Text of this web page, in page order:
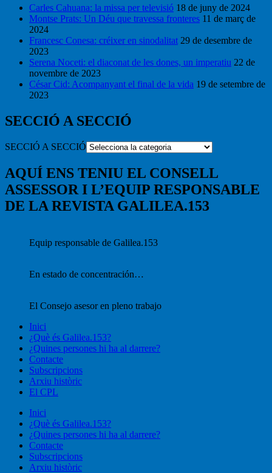
Carles Cahuana: la missa per televisió 18 de juny de 2024
Montse Prats: Un Déu que travessa fronteres 11 de març de
2024
Francesc Conesa: créixer en sinodalitat 29 de desembre de
2023
Serena Noceti: el diaconat de les dones, un imperatiu 22 de
novembre de 2023
César Cid: Acompanyant el final de la vida 19 de setembre de
2023
SECCIÓ A SECCIÓ
SECCIÓ A SECCIÓ
AQUÍ ENS TENIU EL CONSELL
ASSESSOR I L’EQUIP RESPONSABLE
DE LA REVISTA GALILEA.153
Equip responsable de Galilea.153
En estado de concentración…
El Consejo asesor en pleno trabajo
Inici
¿Què és Galilea.153?
¿Quines persones hi ha al darrere?
Contacte
Subscripcions
Arxiu històric
El CPL
Inici
¿Què és Galilea.153?
¿Quines persones hi ha al darrere?
Contacte
Subscripcions
Arxiu històric